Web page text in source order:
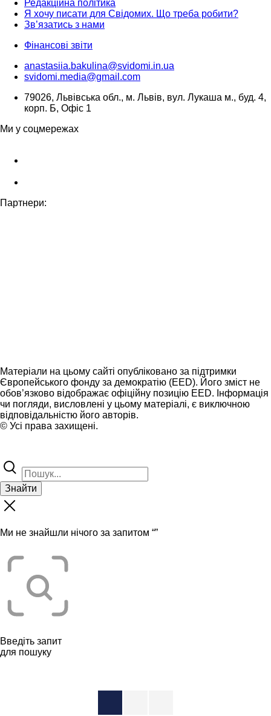
Редакційна політика
Я хочу писати для Свідомих. Що треба робити?
Зв’язатись з нами
Фінансові звіти
anastasiia.bakulina@svidomi.in.ua
svidomi.media@gmail.com
79026, Львівська обл., м. Львів, вул. Лукаша м., буд. 4,
корп. Б, Офіс 1
Ми у соцмережах
Партнери:
Матеріали на цьому сайті опубліковано за підтримки
Європейського фонду за демократію (EED). Його зміст не
обов’язково відображає офіційну позицію EED. Інформація
чи погляди, висловлені у цьому матеріалі, є виключною
відповідальністю його авторів.
© Усі права захищені.
Знайти
Ми не знайшли нічого за запитом “”
Введіть запит
для пошуку